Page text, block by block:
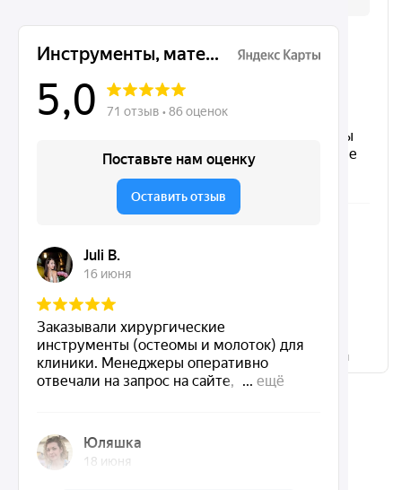
Микрохирургические, хирургические, ортодонтические
инструменты Dentins.ru на карте Москвы — Яндекс.Карты
Ассортимент